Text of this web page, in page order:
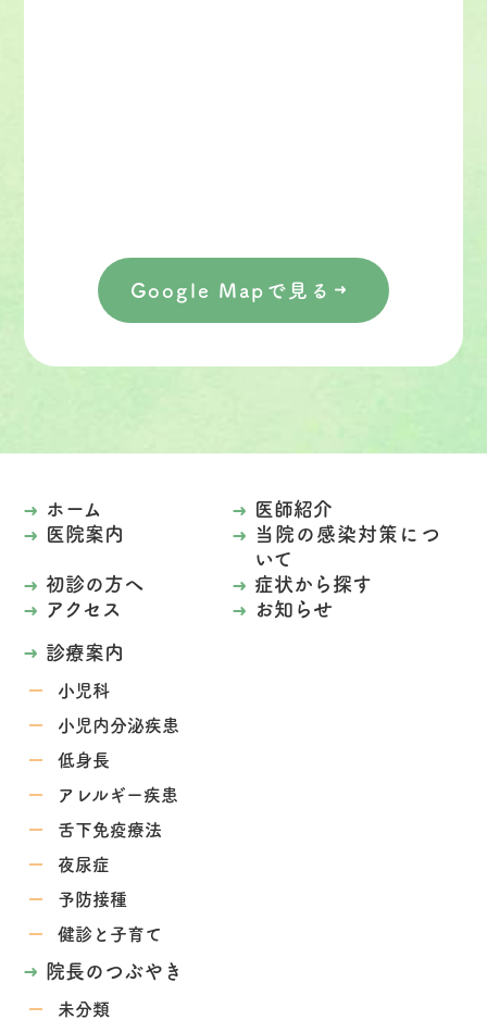
Google Mapで見る
ホーム
医師紹介
医院案内
当院の感染対策につ
いて
初診の方へ
症状から探す
アクセス
お知らせ
診療案内
小児科
小児内分泌疾患
低身長
アレルギー疾患
舌下免疫療法
夜尿症
予防接種
健診と子育て
院長のつぶやき
未分類